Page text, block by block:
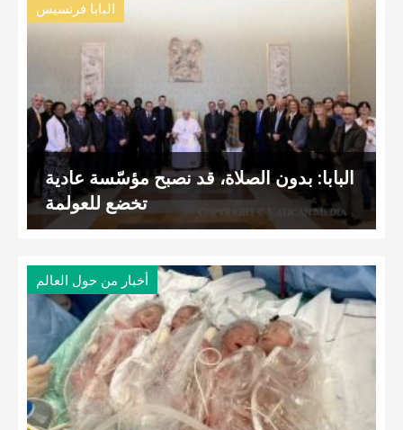
البابا فرنسيس
البابا: بدون الصلاة، قد نصبح مؤسّسة عادية
تخضع للعولمة
أخبار من حول العالم